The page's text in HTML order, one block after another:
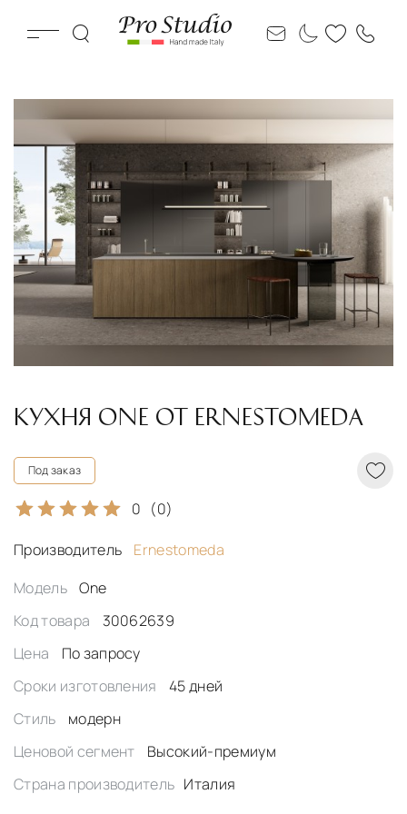
КУХНЯ ONE ОТ ERNESTOMEDA
Под заказ
0 (0)
Производитель
Ernestomeda
Модель
One
Код товара
30062639
Цена
По запросу
Сроки изготовления
45 дней
Стиль
модерн
Ценовой сегмент
Высокий-премиум
Страна производитель Италия